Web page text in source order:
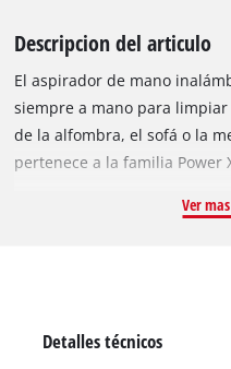
Descripcion del articulo
El aspirador de mano
siempre a mano para
de la alfombra, el sofá o la
pertenece a la familia Power
utilizarse en cualquiera de
tres boquillas incluidas. La
Ver
Detalles técnicos